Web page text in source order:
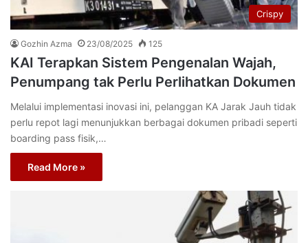
Crispy
Gozhin Azma 23/08/2025 125
KAI Terapkan Sistem Pengenalan Wajah,
Penumpang tak Perlu Perlihatkan Dokumen
Melalui implementasi inovasi ini, pelanggan KA Jarak Jauh tidak
perlu repot lagi menunjukkan berbagai dokumen pribadi seperti
boarding pass fisik,…
Read More »